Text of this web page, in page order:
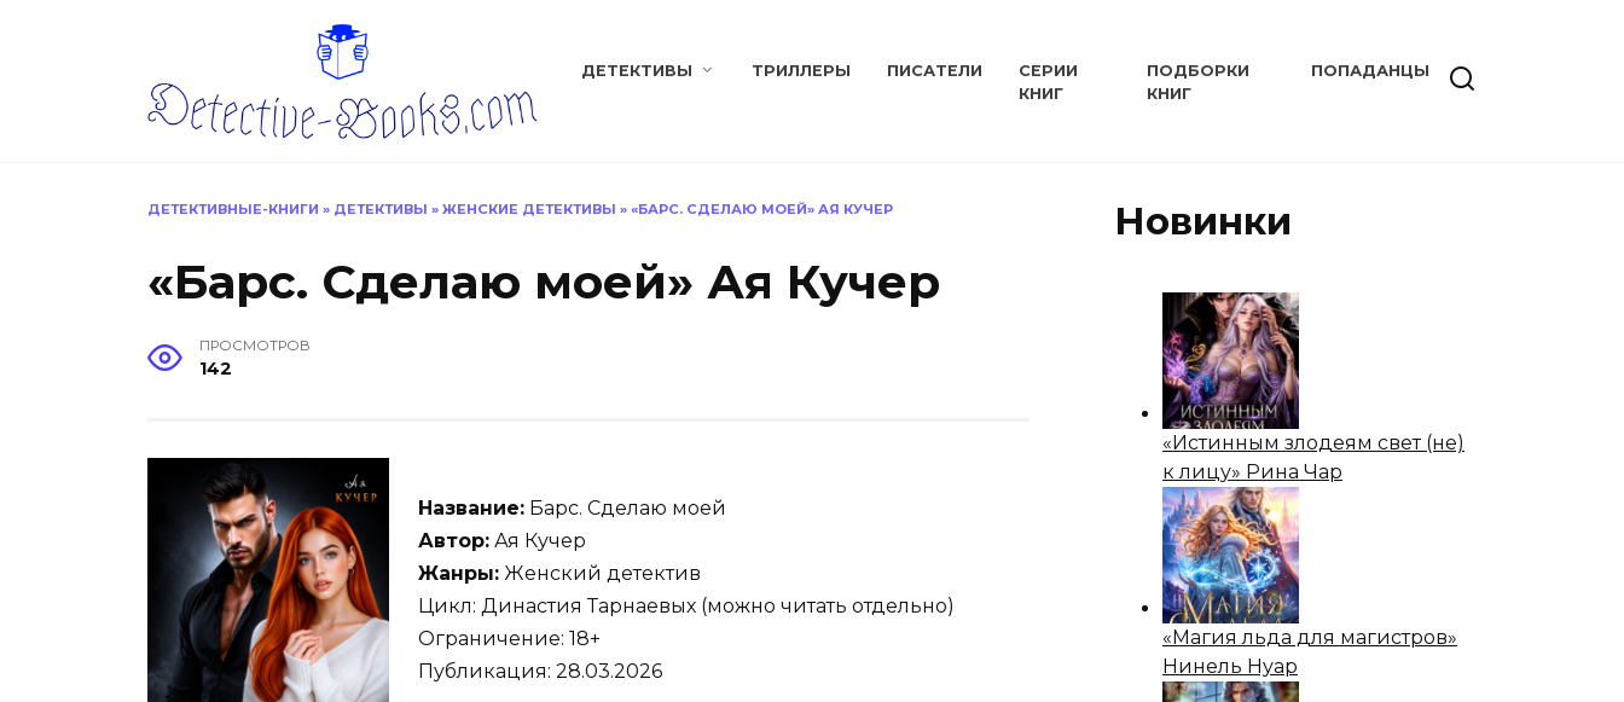
ДЕТЕКТИВЫ ТРИЛЛЕРЫ ПИСАТЕЛИ
СЕРИИ
КНИГ
ПОДБОРКИ
КНИГ
ПОПАДАНЦЫ
ДЕТЕКТИВНЫЕ-КНИГИ » ДЕТЕКТИВЫ » ЖЕНСКИЕ ДЕТЕКТИВЫ » «БАРС. СДЕЛАЮ МОЕЙ» АЯ КУЧЕР
«Барс. Сделаю моей» Ая Кучер
ПРОСМОТРОВ
142
Название: Барс. Сделаю моей
Автор: Ая Кучер
Жанры: Женский детектив
Цикл: Династия Тарнаевых (можно читать отдельно)
Ограничение: 18+
Публикация: 28.03.2026
Новинки
«Истинным злодеям свет (не)
к лицу» Рина Чар
«Магия льда для магистров»
Нинель Нуар